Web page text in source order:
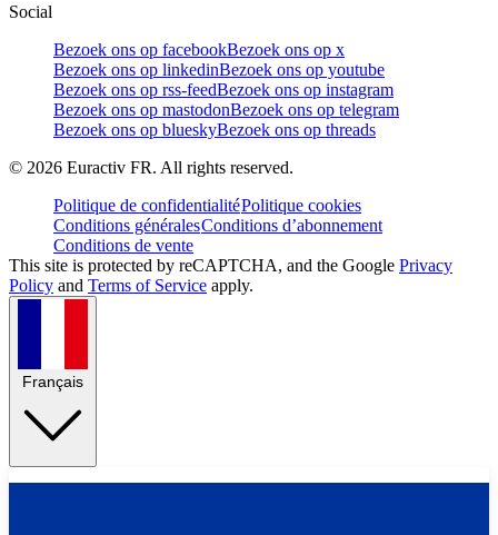
Social
Bezoek ons op facebookBezoek ons op x
Bezoek ons op linkedinBezoek ons op youtube
Bezoek ons op rss-feedBezoek ons op instagram
Bezoek ons op mastodonBezoek ons op telegram
Bezoek ons op blueskyBezoek ons op threads
© 2026 Euractiv FR. All rights reserved.
Politique de confidentialitéPolitique cookies
Conditions généralesConditions d’abonnement
Conditions de vente
This site is protected by reCAPTCHA, and the Google Privacy
Policy and Terms of Service apply.
Français